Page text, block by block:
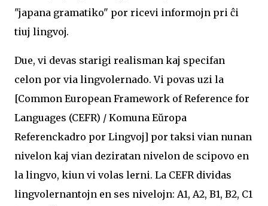
"japana gramatiko" por ricevi informojn pri ĉi
tiuj lingvoj.
Due, vi devas starigi realisman kaj specifan
celon por via lingvolernado. Vi povas uzi la
[Common European Framework of Reference for
Languages (CEFR) / Komuna Eŭropa
Referenckadro por Lingvoj] por taksi vian nunan
nivelon kaj vian deziratan nivelon de scipovo en
la lingvo, kiun vi volas lerni. La CEFR dividas
lingvolernantojn en ses nivelojn: A1, A2, B1, B2, C1